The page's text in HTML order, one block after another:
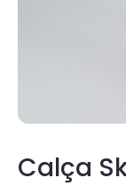
Calça